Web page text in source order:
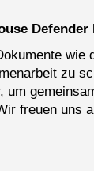
Defender
wie
zu
freuen uns